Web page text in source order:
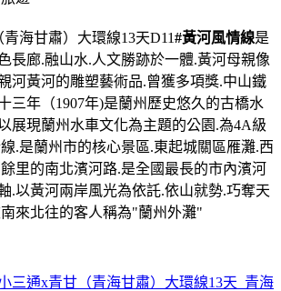
海甘肅）大環線13天D11#黃河風情線是
長廊.融山水.人文勝跡於一體.黃河母親像
河黃河的雕塑藝術品.曾獲多項獎.中山鐵
三年（1907年)是蘭州歷史悠久的古橋水
展現蘭州水車文化為主題的公園.為4A級
.是蘭州市的核心景區.東起城關區雁灘.西
里的南北濱河路.是全國最長的市內濱河
.以黃河兩岸風光為依託.依山就勢.巧奪天
來北往的客人稱為"蘭州外灘"
三通x青甘（青海甘肅）大環線13天_青海